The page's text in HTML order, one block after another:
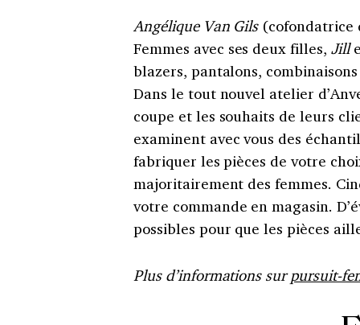
Angélique Van Gils(cofondatrice
Femmes avec ses deux filles, Jill
blazers, pantalons,
Dans le tout nouvel atelier
coupe et les souhaits de leurs
examinent avec vous des
fabriquer les pièces de votre
majoritairement des femmes.
votre commande en magasin.
possibles pour que les pièces
Plus d’informations surpursuit-